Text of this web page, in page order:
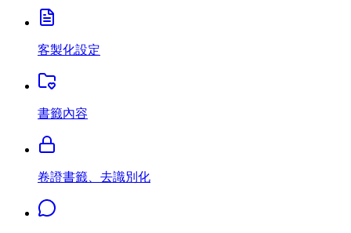
客製化設定
書籤內容
卷證書籤、去識別化